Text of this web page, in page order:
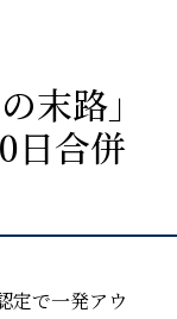
末路｣
日合併
定で一発アウ